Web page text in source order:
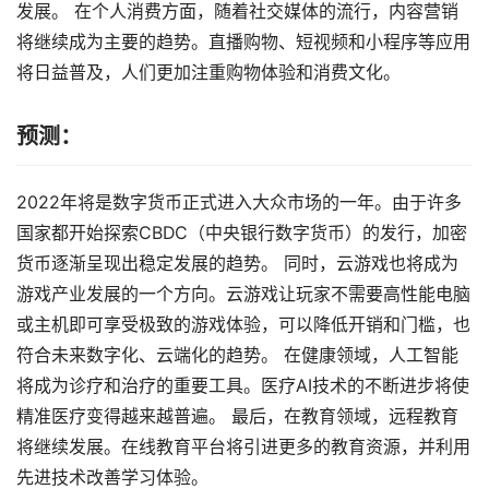
发展。 在个人消费方面，随着社交媒体的流行，内容营销
将继续成为主要的趋势。直播购物、短视频和小程序等应用
将日益普及，人们更加注重购物体验和消费文化。
预测：
2022年将是数字货币正式进入大众市场的一年。由于许多
国家都开始探索CBDC（中央银行数字货币）的发行，加密
货币逐渐呈现出稳定发展的趋势。 同时，云游戏也将成为
游戏产业发展的一个方向。云游戏让玩家不需要高性能电脑
或主机即可享受极致的游戏体验，可以降低开销和门槛，也
符合未来数字化、云端化的趋势。 在健康领域，人工智能
将成为诊疗和治疗的重要工具。医疗AI技术的不断进步将使
精准医疗变得越来越普遍。 最后，在教育领域，远程教育
将继续发展。在线教育平台将引进更多的教育资源，并利用
先进技术改善学习体验。